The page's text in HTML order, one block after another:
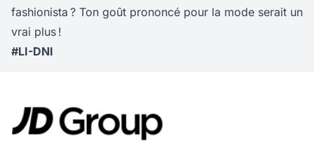
fashionista ? Ton goût prononcé pour la mode serait un
vrai plus !
#LI-DNI